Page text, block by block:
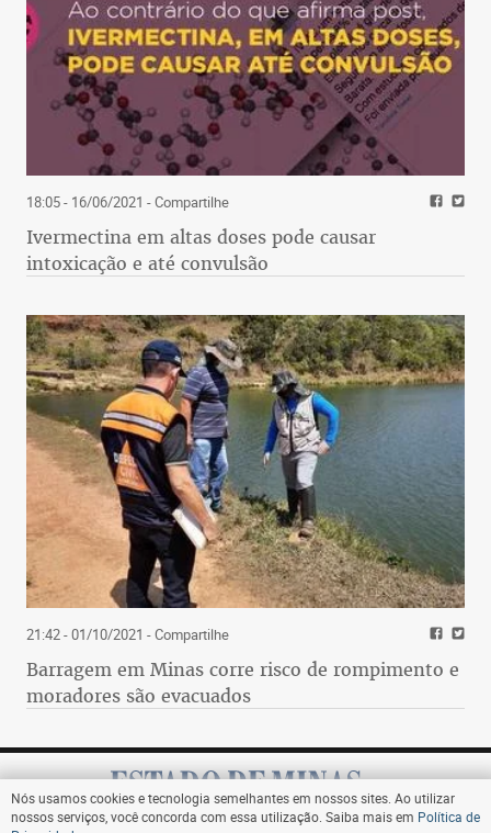
18:05 - 16/06/2021 - Compartilhe
Ivermectina em altas doses pode causar
intoxicação e até convulsão
21:42 - 01/10/2021 - Compartilhe
Barragem em Minas corre risco de rompimento e
moradores são evacuados
Nós usamos cookies e tecnologia semelhantes em nossos sites. Ao utilizar
nossos serviços, você concorda com essa utilização. Saiba mais em Política de